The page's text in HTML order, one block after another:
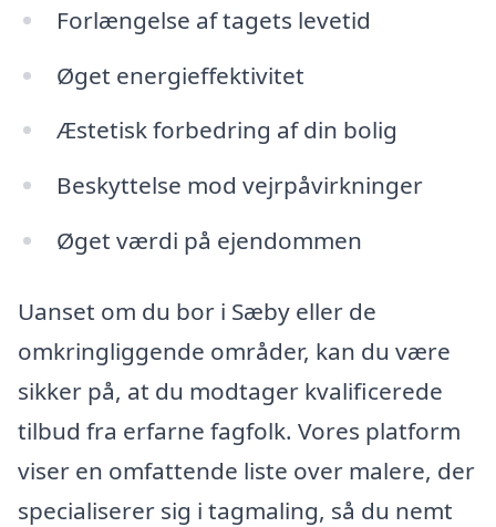
Forlængelse af tagets levetid
Øget energieffektivitet
Æstetisk forbedring af din bolig
Beskyttelse mod vejrpåvirkninger
Øget værdi på ejendommen
Uanset om du bor i Sæby eller de
omkringliggende områder, kan du være
sikker på, at du modtager kvalificerede
tilbud fra erfarne fagfolk. Vores platform
viser en omfattende liste over malere, der
specialiserer sig i tagmaling, så du nemt